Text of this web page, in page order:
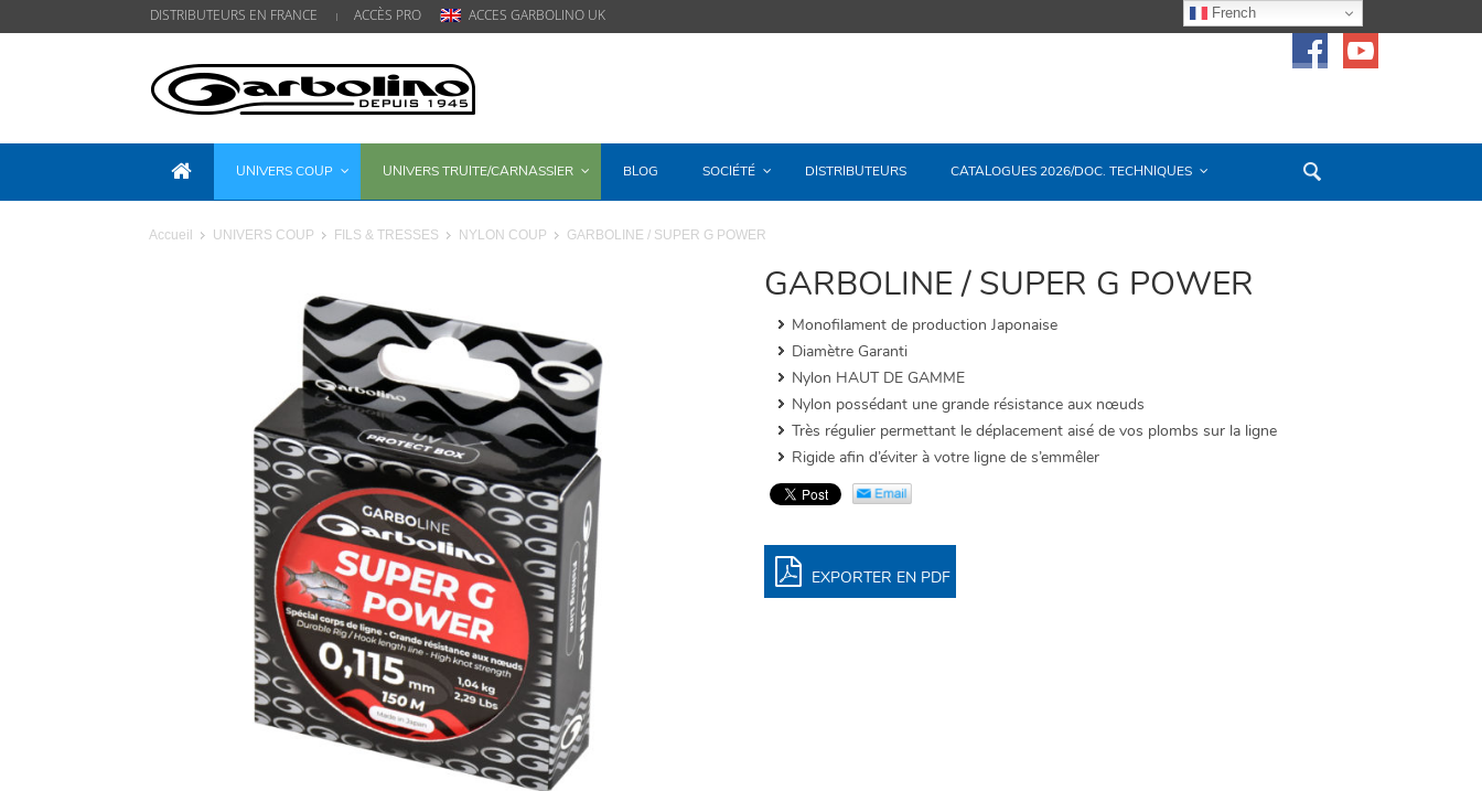
DISTRIBUTEURS EN FRANCE ACCÈS PRO ACCES GARBOLINO UK
UNIVERS COUP UNIVERS TRUITE/CARNASSIER BLOG SOCIÉTÉ DISTRIBUTEURS CATALOGUES 2026/DOC. TECHNIQUES
Accueil UNIVERS COUP FILS & TRESSES NYLON COUP GARBOLINE / SUPER G POWER
GARBOLINE / SUPER G POWER
Monofilament de production Japonaise
Diamètre Garanti
Nylon HAUT DE GAMME
Nylon possédant une grande résistance aux nœuds
Très régulier permettant le déplacement aisé de vos plombs sur la ligne
Rigide afin d’éviter à votre ligne de s’emmêler
EXPORTER EN PDF
French